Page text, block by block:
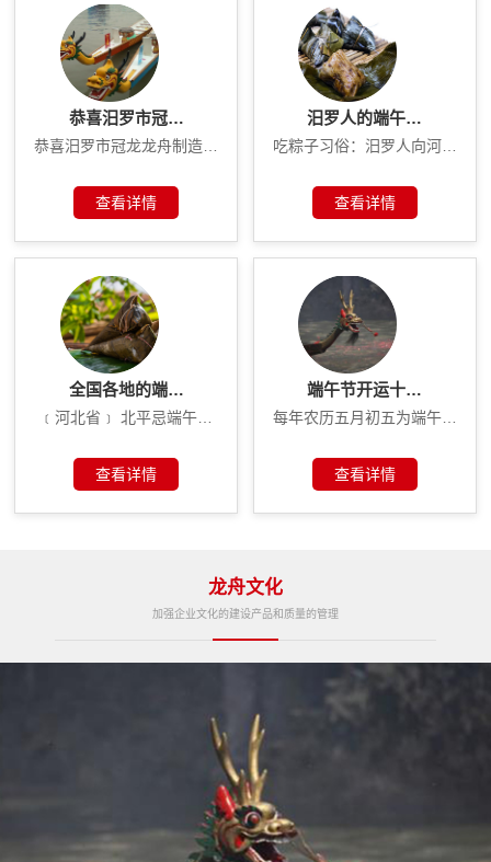
恭喜汨罗市冠…
恭喜汨罗市冠龙龙舟制造…
查看详情
汨罗人的端午…
吃粽子习俗：汨罗人向河…
查看详情
全国各地的端…
﹝河北省﹞ 北平忌端午…
查看详情
端午节开运十…
每年农历五月初五为端午…
查看详情
龙舟文化
加强企业文化的建设产品和质量的管理